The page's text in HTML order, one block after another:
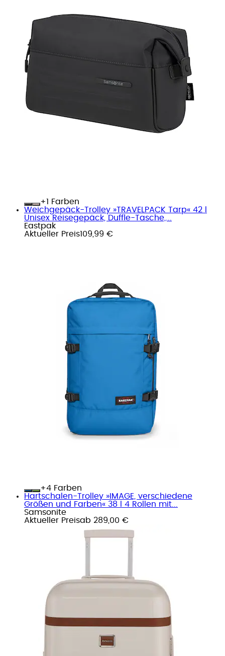
+
Farben
Weichgepäck-Trolley »TRAVELPACK Tarp« 42 l
Unisex Reisegepäck, Duffle-Tasche,...
Eastpak
Aktueller Preis109,99 €
+
Farben
Hartschalen-Trolley »IMAGE, verschiedene
Größen und Farben« 38 l 4 Rollen mit...
Samsonite
Aktueller Preisab 289,00 €